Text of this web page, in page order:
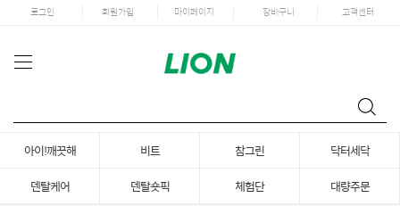
로그인 회원가입 마이페이지 장바구니 고객센터
아이!깨끗해 비트 참그린
닥터세닥
덴탈케어
덴탈숏픽 체험단 대량주문